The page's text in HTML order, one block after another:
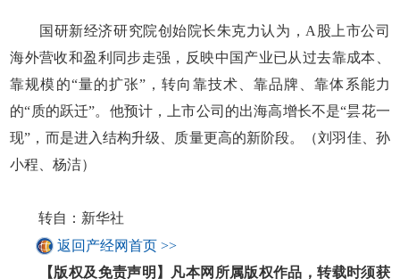
国研新经济研究院创始院长朱克力认为，A股上市公司
海外营收和盈利同步走强，反映中国产业已从过去靠成本、
靠规模的“量的扩张”，转向靠技术、靠品牌、靠体系能力
的“质的跃迁”。他预计，上市公司的出海高增长不是“昙花一
现”，而是进入结构升级、质量更高的新阶段。（刘羽佳、孙
小程、杨洁）
转自：新华社
返回产经网首页 >>
【版权及免责声明】凡本网所属版权作品，转载时须获